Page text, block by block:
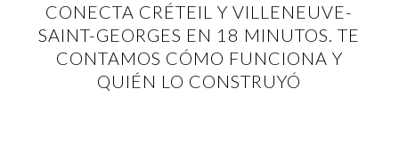
CONECTA CRÉTEIL Y VILLENEUVE-
SAINT-GEORGES EN 18 MINUTOS. TE
CONTAMOS CÓMO FUNCIONA Y
QUIÉN LO CONSTRUYÓ